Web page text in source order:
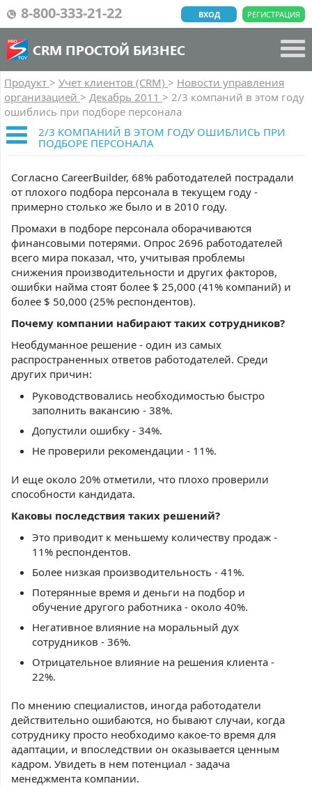
8-800-333-21-22 РЕГИСТРАЦИЯ
ВХОД
CRM ПРОСТОЙ БИЗНЕС
Продукт > Учет клиентов (CRM) > Новости управления
организацией > Декабрь 2011 > 2/3 компаний в этом году
ошиблись при подборе персонала
2/3 КОМПАНИЙ В ЭТОМ ГОДУ ОШИБЛИСЬ ПРИ
ПОДБОРЕ ПЕРСОНАЛА
Согласно CareerBuilder, 68% работодателей пострадали
от плохого подбора персонала в текущем году -
примерно столько же было и в 2010 году.
Промахи в подборе персонала оборачиваются
финансовыми потерями. Опрос 2696 работодателей
всего мира показал, что, учитывая проблемы
снижения производительности и других факторов,
ошибки найма стоят более $ 25,000 (41% компаний) и
более $ 50,000 (25% респондентов).
Почему компании набирают таких сотрудников?
Необдуманное решение - один из самых
распространенных ответов работодателей. Среди
других причин:
Руководствовались необходимостью быстро
заполнить вакансию - 38%.
Допустили ошибку - 34%.
Не проверили рекомендации - 11%.
И еще около 20% отметили, что плохо проверили
способности кандидата.
Каковы последствия таких решений?
Это приводит к меньшему количеству продаж -
11% респондентов.
Более низкая производительность - 41%.
Потерянные время и деньги на подбор и
обучение другого работника - около 40%.
Негативное влияние на моральный дух
сотрудников - 36%.
Отрицательное влияние на решения клиента -
22%.
По мнению специалистов, иногда работодатели
действительно ошибаются, но бывают случаи, когда
сотруднику просто необходимо какое-то время для
адаптации, и впоследствии он оказывается ценным
кадром. Увидеть в нем потенциал - задача
менеджмента компании.